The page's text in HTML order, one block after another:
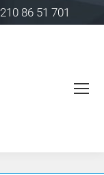
210 86 51 701